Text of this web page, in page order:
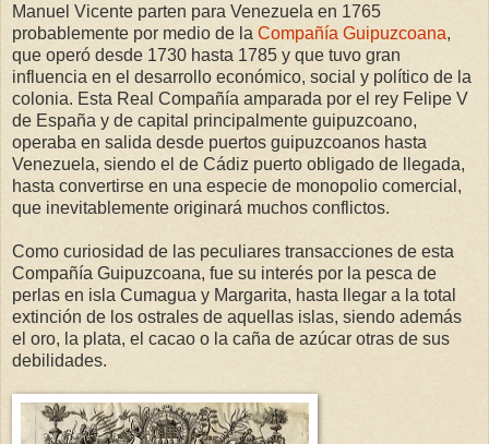
Manuel Vicente parten para Venezuela en 1765
probablemente por medio de la Compañía Guipuzcoana,
que operó desde 1730 hasta 1785 y que tuvo gran
influencia en el desarrollo económico, social y político de la
colonia. Esta Real Compañía amparada por el rey Felipe V
de España y de capital principalmente guipuzcoano,
operaba en salida desde puertos guipuzcoanos hasta
Venezuela, siendo el de Cádiz puerto obligado de llegada,
hasta convertirse en una especie de monopolio comercial,
que inevitablemente originará muchos conflictos.
Como curiosidad de las peculiares transacciones de esta
Compañía Guipuzcoana, fue su interés por la pesca de
perlas en isla Cumagua y Margarita, hasta llegar a la total
extinción de los ostrales de aquellas islas, siendo además
el oro, la plata, el cacao o la caña de azúcar otras de sus
debilidades.